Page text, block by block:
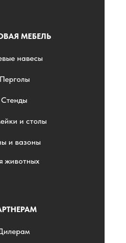
МЕБЕЛЬ
навесы
Перголы
Стенды
и столы
и вазоны
животных